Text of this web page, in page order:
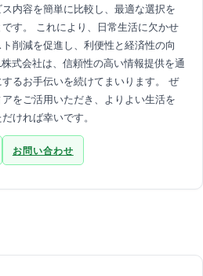
内容を簡単に比較し、最適な選択を
す。 これにより、日常生活に欠かせ
削減を促進し、利便性と経済性の向
式会社は、信頼性の高い情報提供を通
るお手伝いを続けてまいります。 ぜ
をご活用いただき、よりよい生活を
ければ幸いです。
お問い合わせ